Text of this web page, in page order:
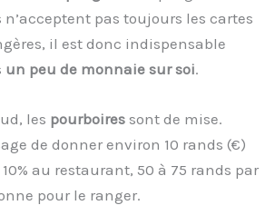
pas toujours les cartes
il est donc indispensable
un peu de monnaie sur soi.
les pourboires sont de mise.
de donner environ 10 rands (€)
au restaurant, 50 à 75 rands par
pour le ranger.